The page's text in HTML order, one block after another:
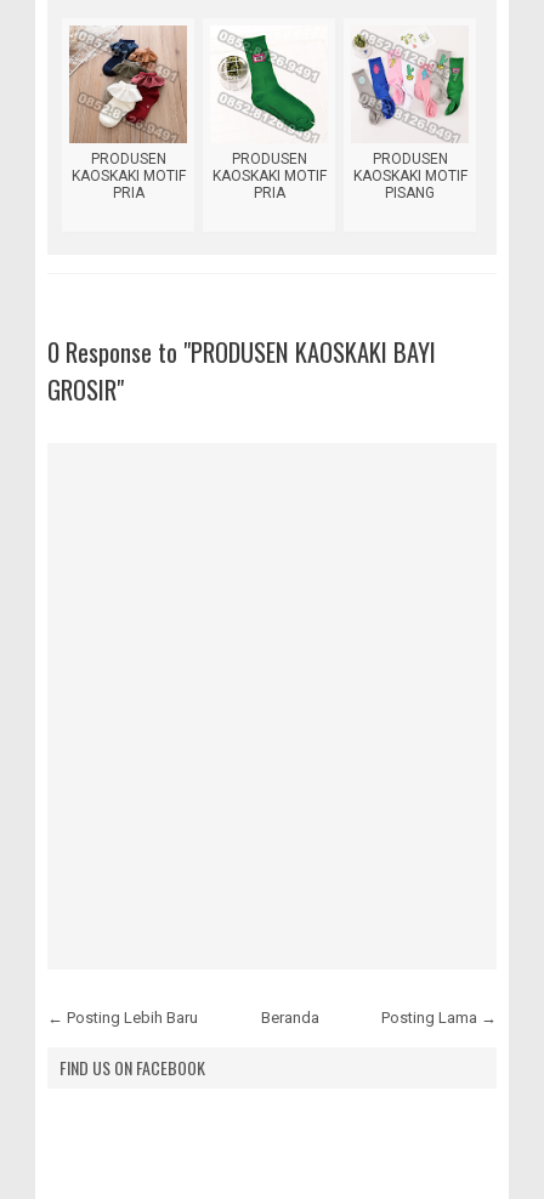
PRODUSEN
KAOSKAKI MOTIF
PRIA
PRODUSEN
KAOSKAKI MOTIF
PRIA
PRODUSEN
KAOSKAKI MOTIF
PISANG
0 Response to "PRODUSEN KAOSKAKI BAYI
GROSIR"
← Posting Lebih Baru Posting Lama →
Beranda
FIND US ON FACEBOOK